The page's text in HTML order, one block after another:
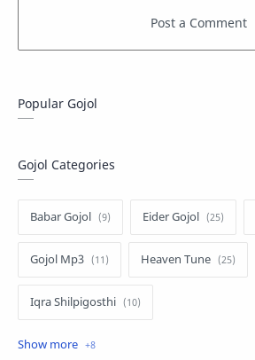
Popular Gojol
Gojol Categories
Babar Gojol Eider Gojol
Gojol Mp3 Heaven Tune
Iqra Shilpigosthi
Islamic Story